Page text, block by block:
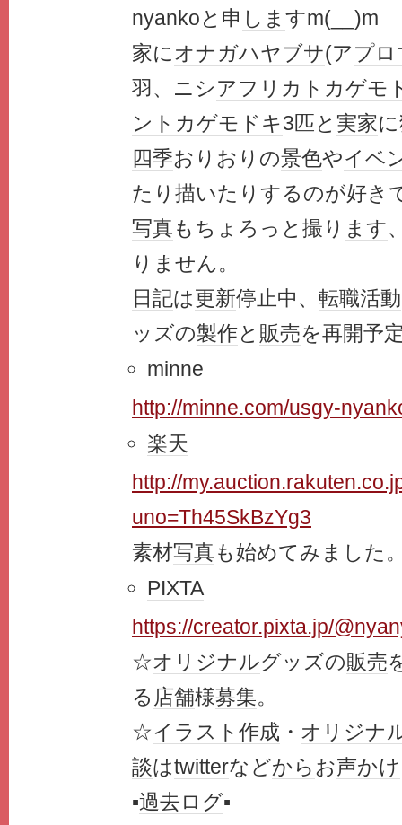
nyankoと申 しま すm(__)m
家にオナガハヤブサ(アプロ
羽、ニシアフリカ トカゲモ
ントカゲモドキ3匹と 実家
四季おりおりの景色やイベ
たり描いたりするのが好き
写真もちょろっと撮り ます
りません。
日記は更新停止中、 転職活動
ッズの製作と 販売を再開予
minne
http://minne.com/usgy-
楽天
http://
uno=Th45SkBzYg3
素材写真も始めてみました
PIXTA
https://creator.pixta.jp/
☆オリジナルグッズの販売
る 店舗様募集。
☆イラスト 作成 ・ オリジナ
談はtwitterなどからお声かけ
▪️過去ログ▪️